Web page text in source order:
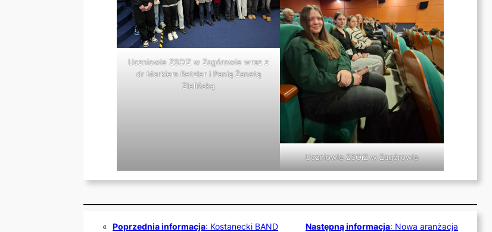
Uczniowie ZSOiZ w Zagórowie wraz z
dr Markiem Retzler i Panią Żanetą
Zielińską
Uczniowie ZSOiZ w Zagórowie
« Poprzednia informacja: Kostanecki BAND
Następną informacja: Nowa aranżacja